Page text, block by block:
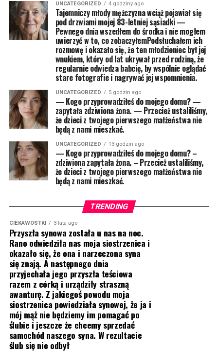
UNCATEGORIZED 4 godziny ago
Tajemniczy młody mężczyzna wciąż pojawiał się
pod drzwiami mojej 83-letniej sąsiadki —
Pewnego dnia wszedłem do środka i nie mogłem
uwierzyć w to, co zobaczyłemPodsłuchałem ich
rozmowę i okazało się, że ten młodzieniec był jej
wnukiem, który od lat ukrywał przed rodziną, że
regularnie odwiedza babcię, by wspólnie oglądać
stare fotografie i nagrywać jej wspomnienia.
UNCATEGORIZED 5 godzin ago
— Kogo przyprowadziłeś do mojego domu? —
zapytała zdziwiona żona. — Przecież ustaliliśmy,
że dzieci z twojego pierwszego małżeństwa nie
będą z nami mieszkać.
UNCATEGORIZED 13 godzin ago
— Kogo przyprowadziłeś do mojego domu? –
zdziwiona zapytała żona. – Przecież ustaliliśmy,
że dzieci z twojego pierwszego małżeństwa nie
będą z nami mieszkać.
TRENDING
CIEKAWOSTKI 3 lata ago
Przyszła synowa została u nas na noc.
Rano odwiedziła nas moja siostrzenica i
okazało się, że ona i narzeczona syna
się znają. A następnego dnia
przyjechała jego przyszła teściowa
razem z córką i urządziły straszną
awanturę. Z jakiegoś powodu moja
siostrzenica powiedziała synowej, że ja i
mój mąż nie będziemy im pomagać po
ślubie i jeszcze że chcemy sprzedać
samochód naszego syna. W rezultacie
ślub się nie odbył